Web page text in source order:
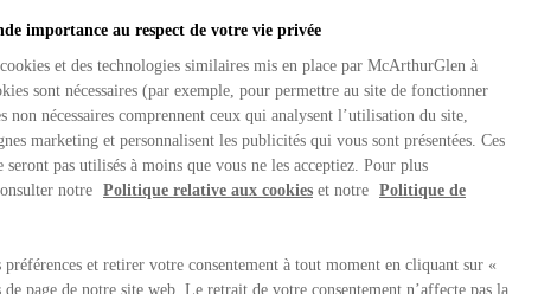
importance au respect de votre vie privée
et des technologies similaires mis en place par McArthurGlen à
sont nécessaires (par exemple, pour permettre au site de fonctionner
non nécessaires comprennent ceux qui analysent l’utilisation du site,
marketing et personnalisent les publicités qui vous sont présentées. Ces
seront pas utilisés à moins que vous ne les acceptiez. Pour plus
notre Politique relative aux cookies et notre Politique de
et retirer votre consentement à tout moment en cliquant sur «
de page de notre site web. Le retrait de votre consentement n’affecte pas la